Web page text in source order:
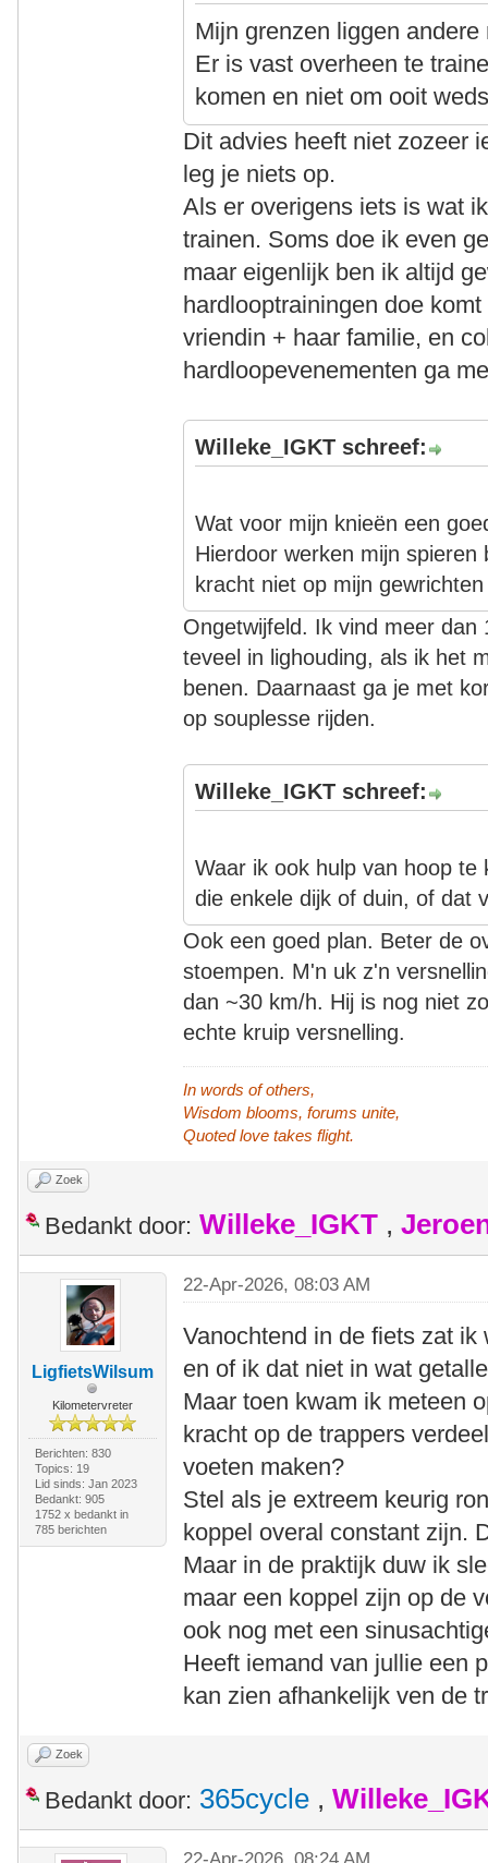
Mijn grenzen liggen
Er is vast overheen te
komen en niet om ooit
Dit advies heeft niet zozeer
leg je niets op.
Als er overigens iets is wat
trainen. Soms doe ik even
maar eigenlijk ben ik altijd
hardlooptrainingen doe
vriendin + haar familie, en
hardloopevenementen ga
Willeke_IGKT schreef:
Wat voor mijn knieën een
Hierdoor werken mijn
kracht niet op mijn
Ongetwijfeld. Ik vind meer
teveel in lighouding, als ik het
benen. Daarnaast ga je met
op souplesse rijden.
Willeke_IGKT schreef:
Waar ik ook hulp van hoop
die enkele dijk of duin, of dat
Ook een goed plan. Beter de
stoempen. M'n uk z'n
dan ~30 km/h. Hij is nog niet
echte kruip versnelling.
In words of others,
Wisdom blooms, forums unite,
Quoted love takes flight.
Zoek
Bedankt door: Willeke_IGKT ,
LigfietsWilsum
Kilometervreter
Berichten: 830
Topics: 19
Lid sinds: Jan 2023
Bedankt: 905
1752 x bedankt in
785 berichten
22-Apr-2026, 08:03 AM
Vanochtend in de fiets zat
en of ik dat niet in wat
Maar toen kwam ik meteen
kracht op de trappers
voeten maken?
Stel als je extreem keurig
koppel overal constant zijn.
Maar in de praktijk duw ik
maar een koppel zijn op de
ook nog met een
Heeft iemand van jullie een
kan zien afhankelijk ven de
Zoek
Bedankt door: 365cycle ,